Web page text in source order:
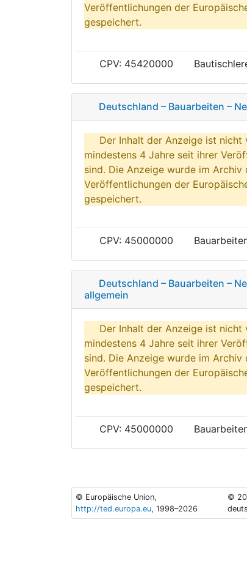
Veröffentlichungen der
gespeichert.
CPV: 45420000
Deutschland – Bauarbeiten –
Der Inhalt der Anzeige ist nicht
mindestens 4 Jahre seit ihrer
sind. Die Anzeige wurde im Archiv
Veröffentlichungen der
gespeichert.
CPV: 45000000
Deutschland – Bauarbeiten –
allgemein
Der Inhalt der Anzeige ist nicht
mindestens 4 Jahre seit ihrer
sind. Die Anzeige wurde im Archiv
Veröffentlichungen der
gespeichert.
CPV: 45000000
© Europäische Union,
http://ted.europa.eu, 1998–2026
©